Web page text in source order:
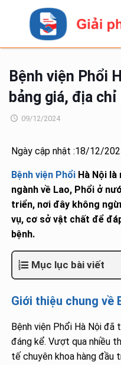
Bệnh viện Phổi
bảng giá, địa chỉ
09/12/2024
Ngày cập nhật :18/12/
Bệnh viện Phổi Hà Nội
ngành về Lao, Phổi ở
triển, nơi đây không
vụ, cơ sở vật chất để
bệnh.
Mục lục bài viết
Giới thiệu chung về
Bệnh viện Phổi Hà Nội đã
đáng kể. Vượt qua nhiều
tế chuyên khoa hàng đầu